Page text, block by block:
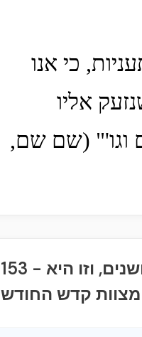
כי אנו
אליו
וגו'" (שם שם,
153 - המצווה הקנ"ג - הציווי שציונו יתעלה בחשבון חודשים ושנים, וזו היא
מצוות קדש החודש